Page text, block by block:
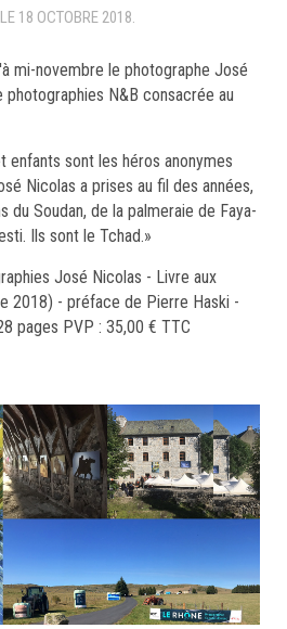
18 OCTOBRE 2018.
mi-novembre le photographe José
N&B consacrée au
enfants sont les héros anonymes
Nicolas a prises au fil des années,
du Soudan, de la palmeraie de Faya-
Ils sont le Tchad.»
José Nicolas - Livre aux
2018) - préface de Pierre Haski -
pages PVP : 35,00 € TTC